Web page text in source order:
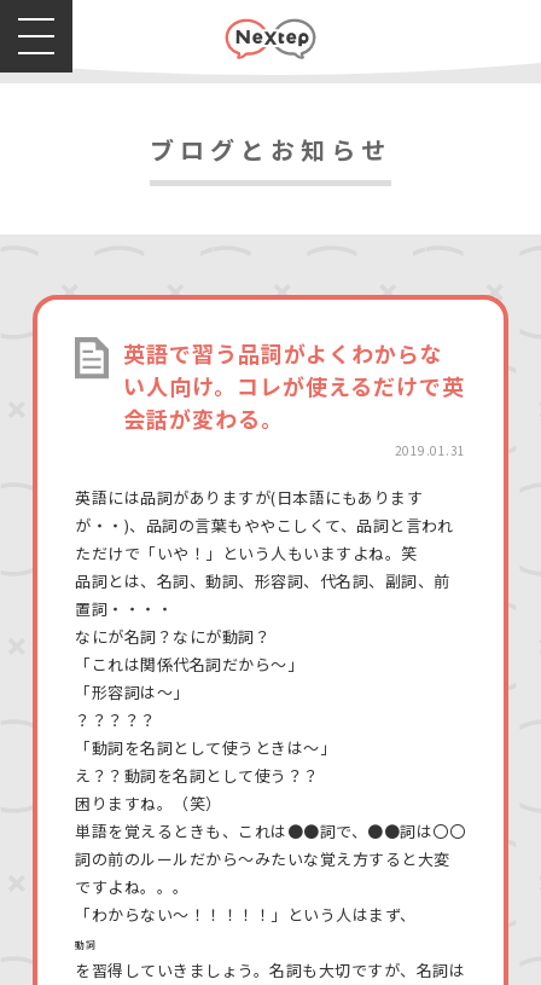
ブログとお知らせ
英語で習う品詞がよくわからな
い人向け。コレが使えるだけで英
会話が変わる。
2019.01.31
英語には品詞がありますが(日本語にもあります
が・・)、品詞の言葉もややこしくて、品詞と言われ
ただけで「いや！」という人もいますよね。笑
品詞とは、名詞、動詞、形容詞、代名詞、副詞、前
置詞・・・・
なにが名詞？なにが動詞？
「これは関係代名詞だから〜」
「形容詞は〜」
？？？？？
「動詞を名詞として使うときは〜」
え？？動詞を名詞として使う？？
困りますね。（笑）
単語を覚えるときも、これは●●詞で、●●詞は〇〇
詞の前のルールだから〜みたいな覚え方すると大変
ですよね。。。
「わからない〜！！！！！」という人はまず、
動詞
を習得していきましょう。名詞も大切ですが、名詞は